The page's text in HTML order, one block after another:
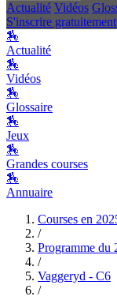
Actualité Vidéos
S'inscrire gratuitement
🏇
Actualité
🏇
Vidéos
🏇
Glossaire
🏇
Jeux
🏇
Grandes courses
🏇
Annuaire
Courses en
/
Programme du
/
Vaggeryd - C6
/